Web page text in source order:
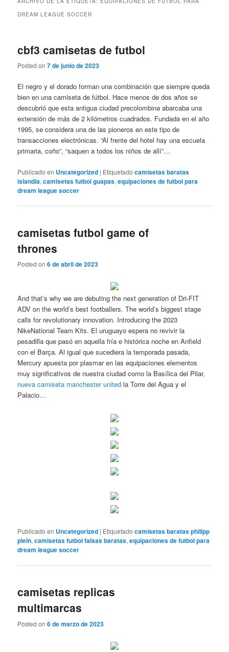
DREAM LEAGUE SOCCER
cbf3 camisetas de futbol
Posted on7 de junio de 2023
El negro y el dorado forman una combinación que siempre queda
bien en una camiseta de fútbol. Hace menos de dos años se
descubrió que esta antigua ciudad precolombina abarcaba una
extensión de más de 2 kilómetros cuadrados. Fundada en el año
1995, se considera una de las pioneros en este tipo de
transacciones electrónicas. “Al frente del hotel hay una escuela
primaria, coño”, “saquen a todos los niños de allí”…
Publicado en Uncategorized | Etiquetado camisetas baratas
islandia,camisetas futbol guapas,equipaciones de futbol para
dream league soccer
camisetas futbol game of
thrones
Posted on6 de abril de 2023
And that’s why we are debuting the next generation of Dri-FIT
ADV on the world’s best footballers. The world’s biggest stage
calls for revolutionary innovation. Introducing the 2023
NikeNational Team Kits. El uruguayo espera no revivir la
pesadilla que pasó en aquella fría e histórica noche en Anfield
con el Barça. Al igual que sucediera la temporada pasada,
Mercury apuesta por plasmar en las equipaciones elementos
muy significativos de nuestra ciudad como la Basílica del Pilar,
nueva camiseta manchester united la Torre del Agua y el
Palacio…
Publicado en Uncategorized | Etiquetado camisetas baratas philipp
plein,camisetas futbol falsas baratas,equipaciones de futbol para
dream league soccer
camisetas replicas
multimarcas
Posted on6 de marzo de 2023